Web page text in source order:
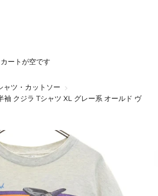
カートが空です
ャツ・カットソー
袖 クジラ Tシャツ XL グレー系 オールド ヴ